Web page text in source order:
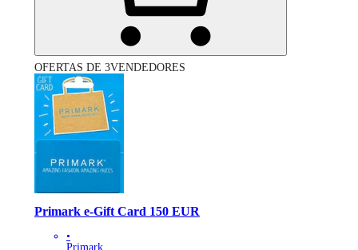
OFERTAS DE 3VENDEDORES
Primark e-Gift Card 150 EUR
•
Primark